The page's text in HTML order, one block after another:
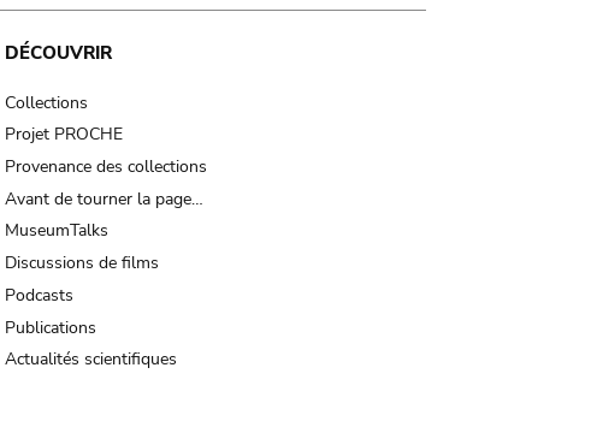
DÉCOUVRIR
Collections
Projet PROCHE
Provenance des collections
Avant de tourner la page…
MuseumTalks
Discussions de films
Podcasts
Publications
Actualités scientifiques